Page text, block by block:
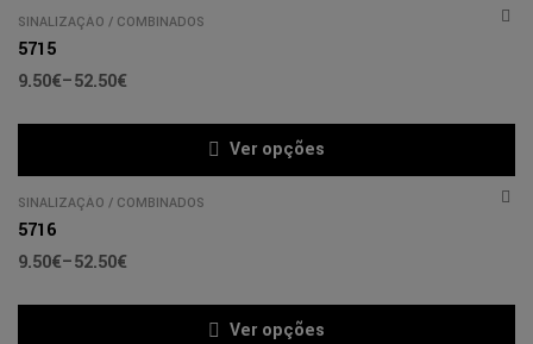
SINALIZAÇÃO / COMBINADOS
5715
9.50€–52.50€
Ver opções
SINALIZAÇÃO / COMBINADOS
5716
9.50€–52.50€
Ver opções